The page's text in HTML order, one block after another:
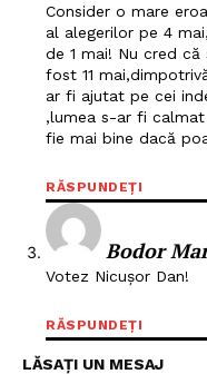
Consider o mare
al alegerilor pe 4
de 1 mai! Nu cred
fost 11
ar fi ajutat pe cei
,lumea s-ar fi
fie mai bine dacă
RĂSPUNDEȚI
Bodor
Votez Nicușor Dan!
RĂSPUNDEȚI
LĂSAȚI UN MESAJ